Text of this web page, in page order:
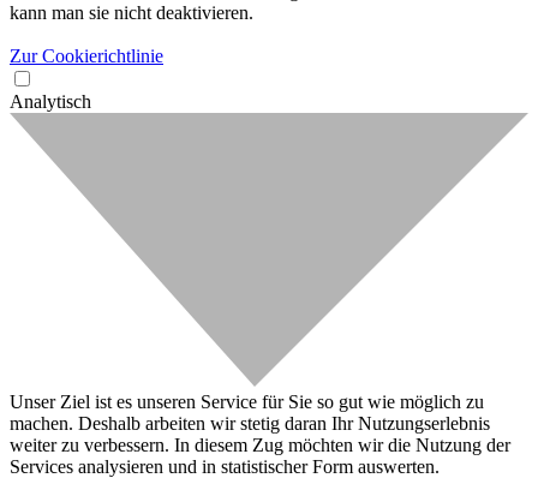
kann man sie nicht deaktivieren.
Zur Cookierichtlinie
Analytisch
Unser Ziel ist es unseren Service für Sie so gut wie möglich zu
machen. Deshalb arbeiten wir stetig daran Ihr Nutzungserlebnis
weiter zu verbessern. In diesem Zug möchten wir die Nutzung der
Services analysieren und in statistischer Form auswerten.